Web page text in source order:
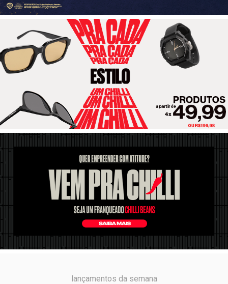
lançamentos da semana